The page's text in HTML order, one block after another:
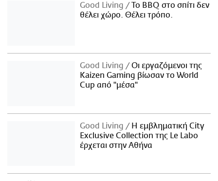
Good Living
Το BBQ στο σπίτι δεν
θέλει χώρο. Θέλει τρόπο.
Good Living
Οι εργαζόμενοι της
Kaizen Gaming βίωσαν το World
Cup από "μέσα"
Good Living
Η εμβληματική City
Exclusive Collection της Le Labo
έρχεται στην Αθήνα